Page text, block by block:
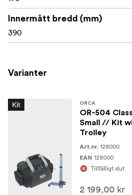
Innermått bredd (mm)
390
Varianter
Kit ORCA
OR-504
Small // Kit
Trolley
Art.nr. 128000
EAN 128000
Tillfälligt slut
2 199,00 kr